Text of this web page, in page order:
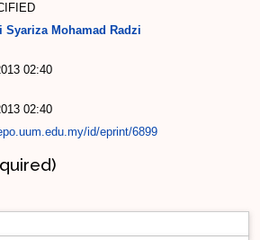
Syariza Mohamad Radzi
02:40
02:40
id/eprint/6899